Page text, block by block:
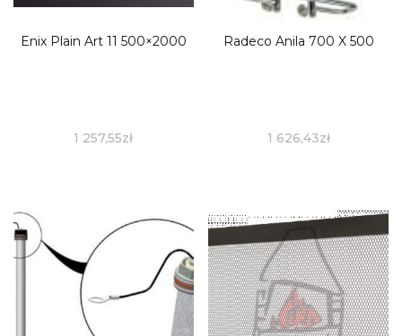
Enix Plain Art 11 500×2000
1 257,55zł
Radeco Anila 700 X 500
1 626,43zł